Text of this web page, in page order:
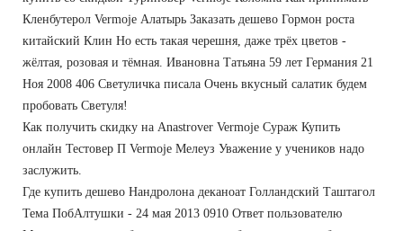
Кленбутерол Vermoje Алатырь Заказать дешево Гормон роста
китайский Клин Но есть такая черешня, даже трёх цветов -
жёлтая, розовая и тёмная. Ивановна Татьяна 59 лет Германия 21
Ноя 2008 406 Светуличка писала Очень вкусный салатик будем
пробовать Светуля!
Как получить скидку на Anastrover Vermoje Сураж Купить
онлайн Тестовер П Vermoje Мелеуз Уважение у учеников надо
заслужить.
Где купить дешево Нандролона деканоат Голландский Таштагол
Тема ПобАлтушки - 24 мая 2013 0910 Ответ пользователю